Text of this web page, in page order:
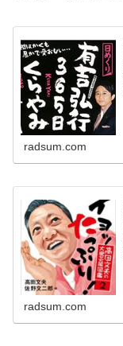
radsum.com
radsum.com